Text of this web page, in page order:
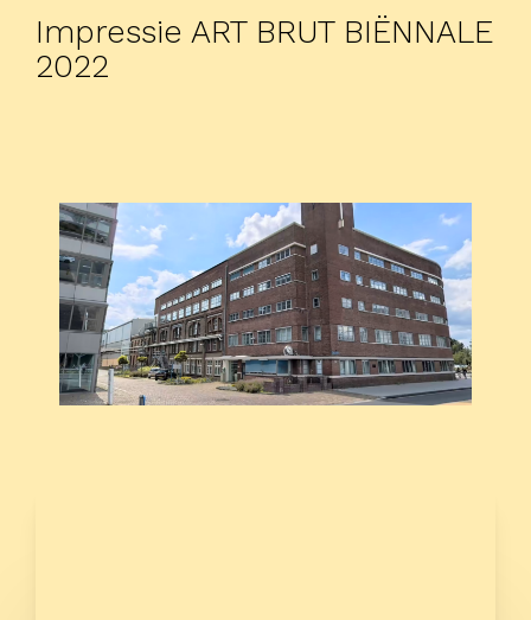
Programma
Bezoekers
Parking
Over ons
Art Brut
Impressie ART BRUT BIËNNALE
2022